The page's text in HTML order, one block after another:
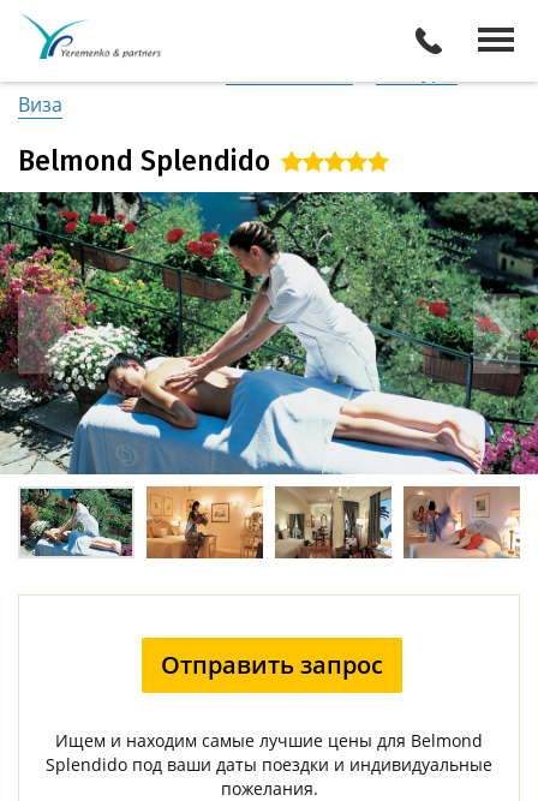
Италия
Виза
Belmond Splendido
Отправить запрос
Ищем и находим самые лучшие цены для Belmond
Splendido под ваши даты поездки и индивидуальные
пожелания.